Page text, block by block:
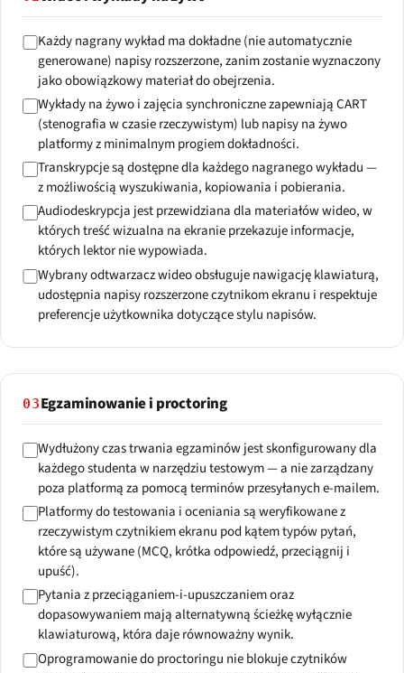
Każdy nagrany wykład ma dokładne (nie automatycznie
generowane) napisy rozszerzone, zanim zostanie wyznaczony
jako obowiązkowy materiał do obejrzenia.
Wykłady na żywo i zajęcia synchroniczne zapewniają CART
(stenografia w czasie rzeczywistym) lub napisy na żywo
platformy z minimalnym progiem dokładności.
Transkrypcje są dostępne dla każdego nagranego wykładu —
z możliwością wyszukiwania, kopiowania i pobierania.
Audiodeskrypcja jest przewidziana dla materiałów wideo, w
których treść wizualna na ekranie przekazuje informacje,
których lektor nie wypowiada.
Wybrany odtwarzacz wideo obsługuje nawigację klawiaturą,
udostępnia napisy rozszerzone czytnikom ekranu i respektuje
preferencje użytkownika dotyczące stylu napisów.
03Egzaminowanie i proctoring
Wydłużony czas trwania egzaminów jest skonfigurowany dla
każdego studenta w narzędziu testowym — a nie zarządzany
poza platformą za pomocą terminów przesyłanych e-mailem.
Platformy do testowania i oceniania są weryfikowane z
rzeczywistym czytnikiem ekranu pod kątem typów pytań,
które są używane (MCQ, krótka odpowiedź, przeciągnij i
upuść).
Pytania z przeciąganiem-i-upuszczaniem oraz
dopasowywaniem mają alternatywną ścieżkę wyłącznie
klawiaturową, która daje równoważny wynik.
Oprogramowanie do proctoringu nie blokuje czytników